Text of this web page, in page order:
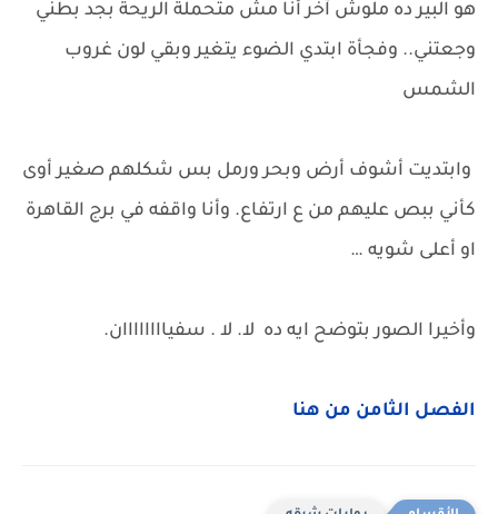
هو البير ده ملوش آخر أنا مش متحملة الريحة بجد بطني
وجعتني.. وفجأة ابتدي الضوء يتغير وبقي لون غروب
الشمس
وابتديت أشوف أرض وبحر ورمل بس شكلهم صغير أوى
كأني ببص عليهم من ع ارتفاع. وأنا واقفه في برج القاهرة
او أعلى شويه …
وأخيرا الصور بتوضح ايه ده لا. لا . سفياااااااان.
الفصل الثامن من هنا